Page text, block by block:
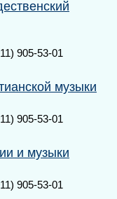
905-53-01
музыки
905-53-01
и музыки
905-53-01